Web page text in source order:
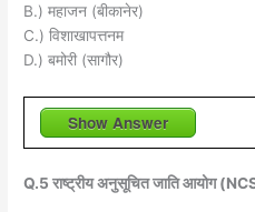
B.) महाजन (बीकानेर)
C.) विशाखापत्तनम
D.) बमोरी (सागौर)
Show Answer
Q.5 राष्ट्रीय अनुसूचित जाति आयोग